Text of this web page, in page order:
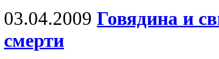
03.04.2009 Говядина и
смерти